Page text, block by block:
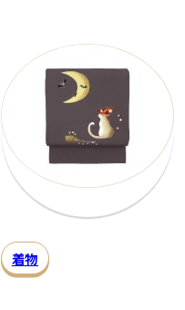
着物